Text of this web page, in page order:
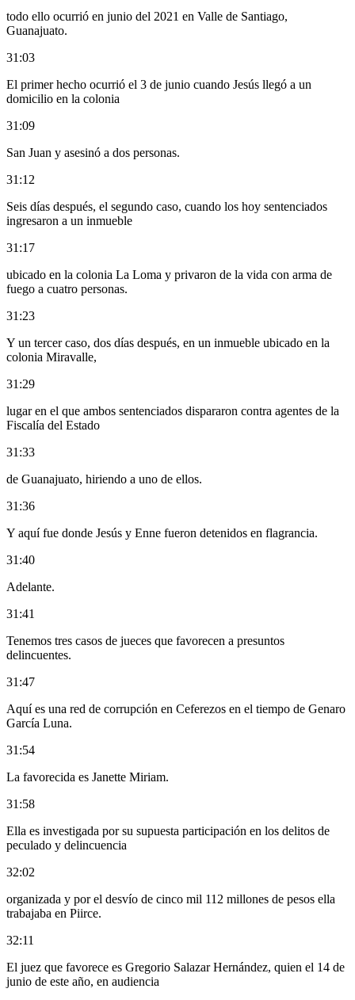
todo ello ocurrió en junio del 2021 en Valle de Santiago,
Guanajuato.
31:03
El primer hecho ocurrió el 3 de junio cuando Jesús llegó a un
domicilio en la colonia
31:09
San Juan y asesinó a dos personas.
31:12
Seis días después, el segundo caso, cuando los hoy sentenciados
ingresaron a un inmueble
31:17
ubicado en la colonia La Loma y privaron de la vida con arma de
fuego a cuatro personas.
31:23
Y un tercer caso, dos días después, en un inmueble ubicado en la
colonia Miravalle,
31:29
lugar en el que ambos sentenciados dispararon contra agentes de la
Fiscalía del Estado
31:33
de Guanajuato, hiriendo a uno de ellos.
31:36
Y aquí fue donde Jesús y Enne fueron detenidos en flagrancia.
31:40
Adelante.
31:41
Tenemos tres casos de jueces que favorecen a presuntos
delincuentes.
31:47
Aquí es una red de corrupción en Ceferezos en el tiempo de Genaro
García Luna.
31:54
La favorecida es Janette Miriam.
31:58
Ella es investigada por su supuesta participación en los delitos de
peculado y delincuencia
32:02
organizada y por el desvío de cinco mil 112 millones de pesos ella
trabajaba en Piirce.
32:11
El juez que favorece es Gregorio Salazar Hernández, quien el 14 de
junio de este año, en audiencia